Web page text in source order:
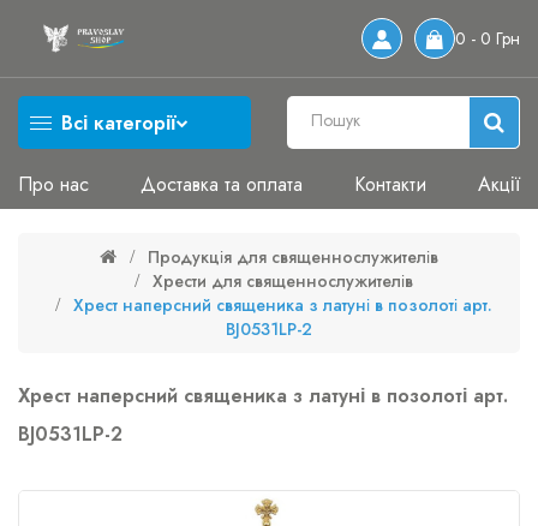
0 - 0 Грн
Всі категорії
Про нас Доставка та оплата Контакти Акції
Продукція для священнослужителів
Хрести для священнослужителів
Хрест наперсний священика з латуні в позолоті арт.
BJ0531LP-2
Хрест наперсний священика з латуні в позолоті арт.
BJ0531LP-2